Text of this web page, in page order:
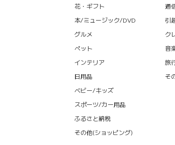
花・ギフト
本/ミュージック/DVD
グルメ
ペット
インテリア
日用品
ベビー/キッズ
スポーツ/カー用品
ふるさと納税
その他(ショッピング)
通
引
ク
音
旅
そ